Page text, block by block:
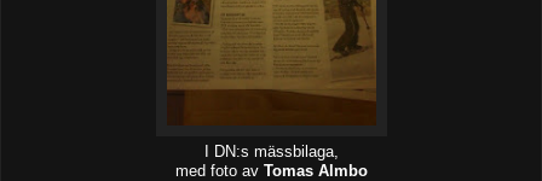
I DN:s mässbilaga,
med foto av Tomas Almbo